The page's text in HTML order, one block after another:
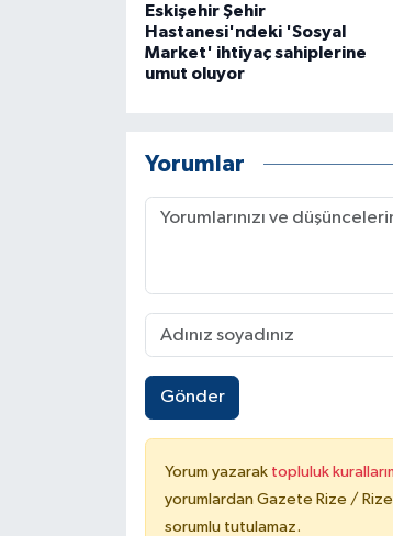
Eskişehir Şehir
Hastanesi'ndeki 'Sosyal
Market' ihtiyaç sahiplerine
umut oluyor
Yorumlar
Gönder
Yorum yazarak topluluk
yorumlardan Gazete Rize /
sorumlu tutulamaz.